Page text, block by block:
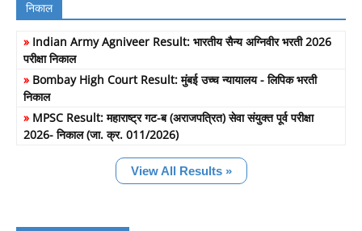
निकाल
» Indian Army Agniveer Result: भारतीय सैन्य अग्निवीर भरती 2026
परीक्षा निकाल
» Bombay High Court Result: मुंबई उच्च न्यायालय - लिपिक भरती
निकाल
» MPSC Result: महाराष्ट्र गट-ब (अराजपत्रित) सेवा संयुक्त पूर्व परीक्षा
2026- निकाल (जा. क्र. 011/2026)
View All Results »